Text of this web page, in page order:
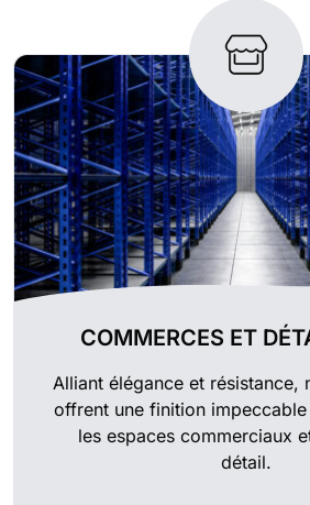
COMMERCES ET
Alliant élégance et résistance,
offrent une finition
les espaces commerciaux
détail.